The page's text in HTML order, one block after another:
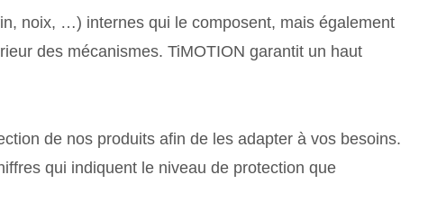
noix, …) internes qui le composent, mais également
des mécanismes. TiMOTION garantit un haut
de nos produits afin de les adapter à vos besoins.
qui indiquent le niveau de protection que